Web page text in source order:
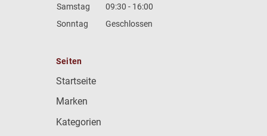
Samstag
09:30 - 16:00
Sonntag
Geschlossen
Seiten
Startseite
Marken
Kategorien